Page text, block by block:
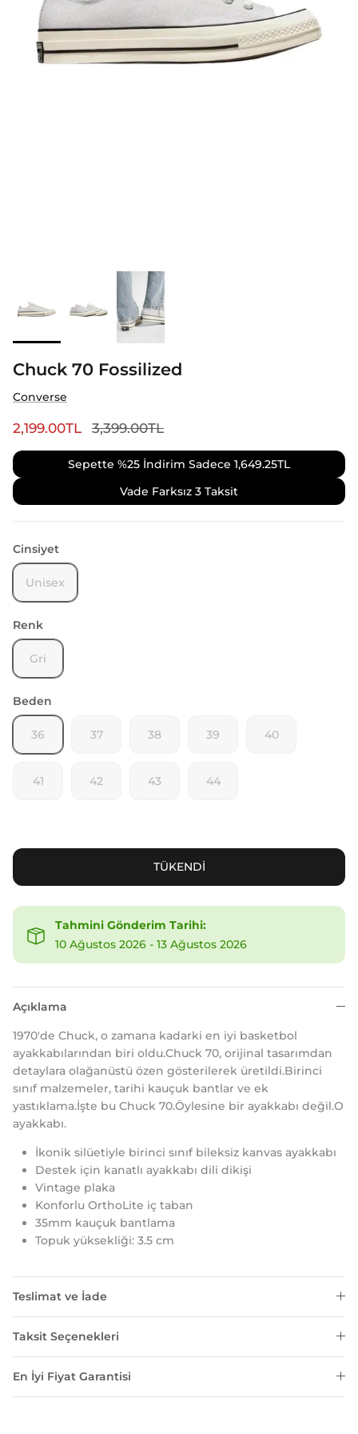
Chuck 70 Fossilized
Converse
2,199.00TL 3,399.00TL
Sepette %25 İndirim Sadece 1,649.25TL
Vade Farksız 3 Taksit
Beden
36 37 38 39 40
41 42 43 44
Renk
Gri
Cinsiyet
Unisex
TÜKENDİ
Tahmini Gönderim Tarihi:
10 Ağustos 2026 - 13 Ağustos 2026
Açıklama
1970'de Chuck, o zamana kadarki en iyi basketbol
ayakkabılarından biri oldu.Chuck 70, orijinal tasarımdan
detaylara olağanüstü özen gösterilerek üretildi.Birinci
sınıf malzemeler, tarihi kauçuk bantlar ve ek
yastıklama.İşte bu Chuck 70.Öylesine bir ayakkabı değil.O
ayakkabı.
İkonik silüetiyle birinci sınıf bileksiz kanvas ayakkabı
Destek için kanatlı ayakkabı dili dikişi
Vintage plaka
Konforlu OrthoLite iç taban
35mm kauçuk bantlama
Topuk yüksekliği: 3.5 cm
Teslimat ve İade
Taksit Seçenekleri
En İyi Fiyat Garantisi